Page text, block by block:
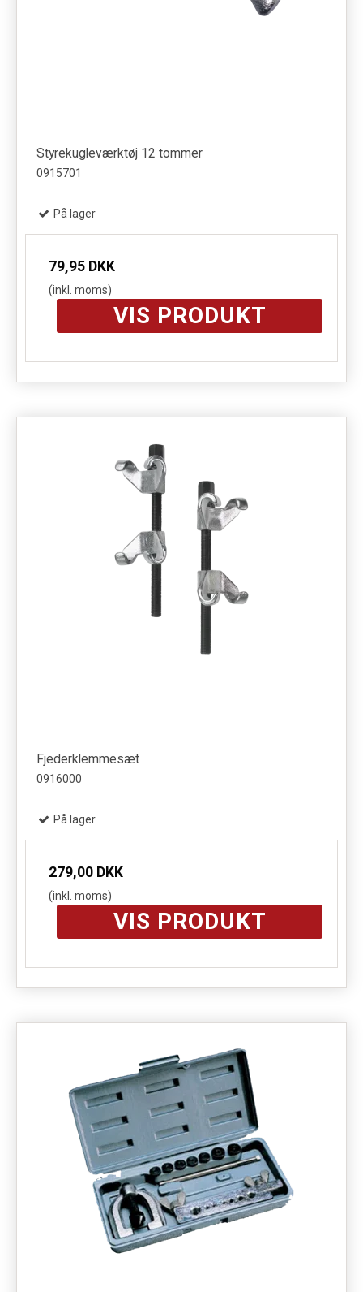
Styrekugleværktøj 12 tommer
0915701
På lager
79,95 DKK
(inkl. moms)
VIS PRODUKT
Fjederklemmesæt
0916000
På lager
279,00 DKK
(inkl. moms)
VIS PRODUKT